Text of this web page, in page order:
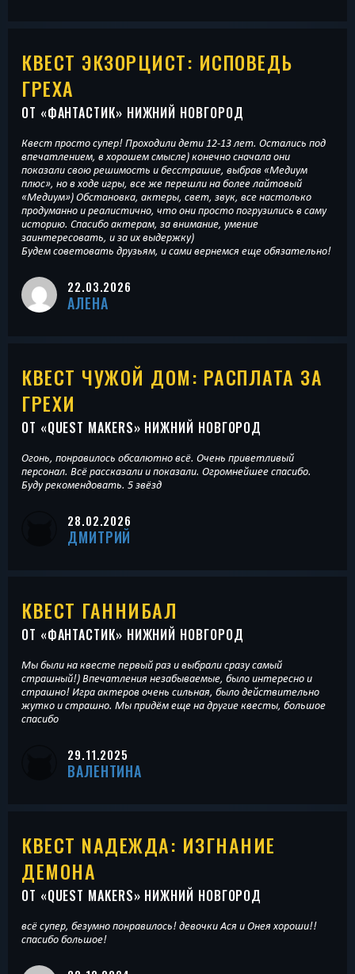
КВЕСТ ЭКЗОРЦИСТ: ИСПОВЕДЬ
ГРЕХА
ОТ «ФАНТАСТИК» НИЖНИЙ НОВГОРОД
Квест просто супер! Проходили дети 12-13 лет. Остались под
впечатлением, в хорошем смысле) конечно сначала они
показали свою решимость и бесстрашие, выбрав «Медиум
плюс», но в ходе игры, все же перешли на более лайтовый
«Медиум») Обстановка, актеры, свет, звук, все настолько
продуманно и реалистично, что они просто погрузились в саму
историю. Спасибо актерам, за внимание, умение
заинтересовать, и за их выдержку)
Будем советовать друзьям, и сами вернемся еще обязательно!
22.03.2026
АЛЕНА
КВЕСТ ЧУЖОЙ ДОМ: РАСПЛАТА ЗА
ГРЕХИ
ОТ «QUEST MAKERS» НИЖНИЙ НОВГОРОД
Огонь, понравилось обсалютно всё. Очень приветливый
персонал. Всё рассказали и показали. Огромнейшее спасибо.
Буду рекомендовать. 5 звёзд
28.02.2026
ДМИТРИЙ
КВЕСТ ГАННИБАЛ
ОТ «ФАНТАСТИК» НИЖНИЙ НОВГОРОД
Мы были на квесте первый раз и выбрали сразу самый
страшный!) Впечатления незабываемые, было интересно и
страшно! Игра актеров очень сильная, было действительно
жутко и страшно. Мы придём еще на другие квесты, большое
спасибо
29.11.2025
ВАЛЕНТИНА
КВЕСТ NАДЕЖДА: ИЗГНАНИЕ
ДЕМОНА
ОТ «QUEST MAKERS» НИЖНИЙ НОВГОРОД
всё супер, безумно понравилось! девочки Ася и Онея хороши!!
спасибо большое!